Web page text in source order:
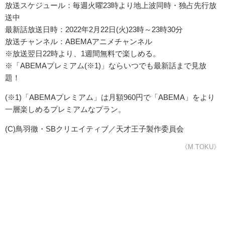
放送スケジュール：毎週火曜23時より地上波同時・独占先行放
送中
最新話放送日時：2022年2月22日(火)23時～23時30分
放送チャンネル：ABEMAアニメチャンネル
※放送翌日22時より、1週間無料で楽しめる。
※「ABEMAプレミアム(※1)」ならいつでも最新話まで見放
題！
(※1)「ABEMAプレミアム」は月額960円で「ABEMA」をより
一層楽しめるプレミアムなプラン。
(C)鳥羽徹・SBクリエイティブ／天才王子製作委員会
《M.TOKU》